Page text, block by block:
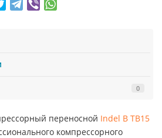
0
переносной Indel B TB15
компрессорного